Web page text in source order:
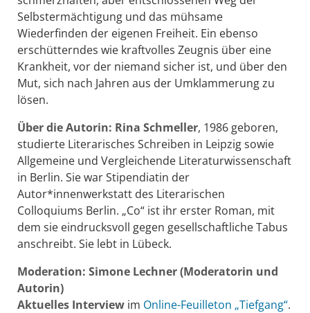
Selbstermächtigung und das mühsame
Wiederfinden der eigenen Freiheit. Ein ebenso
erschütterndes wie kraftvolles Zeugnis über eine
Krankheit, vor der niemand sicher ist, und über den
Mut, sich nach Jahren aus der Umklammerung zu
lösen.
Über die Autorin: Rina Schmeller, 1986 geboren,
studierte Literarisches Schreiben in Leipzig sowie
Allgemeine und Vergleichende Literaturwissenschaft
in Berlin. Sie war Stipendiatin der
Autor*innenwerkstatt des Literarischen
Colloquiums Berlin. „Co“ ist ihr erster Roman, mit
dem sie eindrucksvoll gegen gesellschaftliche Tabus
anschreibt. Sie lebt in Lübeck.
Moderation: Simone Lechner(Moderatorin und
Autorin)
Aktuelles Interview im Online-Feuilleton „Tiefgang“.